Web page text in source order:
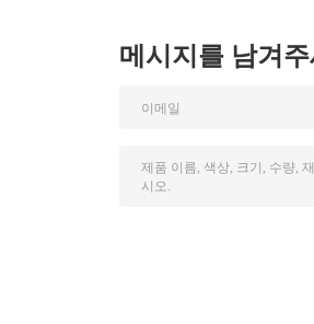
메시지를 남겨